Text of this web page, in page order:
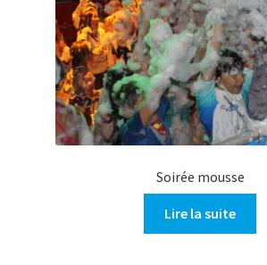
Soirée mousse
Lire la suite